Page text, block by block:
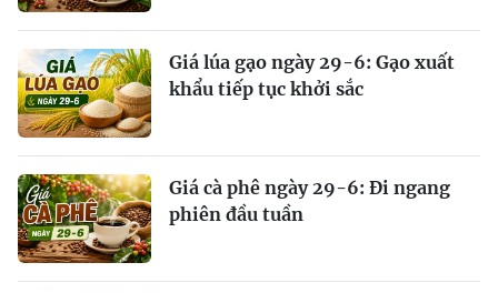
Giá lúa gạo ngày 29-6: Gạo xuất
khẩu tiếp tục khởi sắc
Giá cà phê ngày 29-6: Đi ngang
phiên đầu tuần